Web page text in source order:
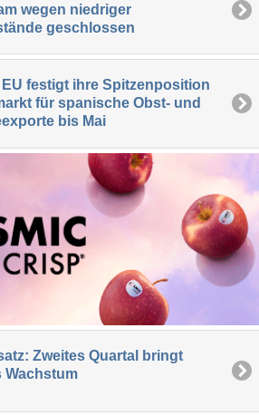
wegen niedriger
geschlossen
EU festigt ihre Spitzenposition
für spanische Obst- und
bis Mai
Zweites Quartal bringt
Wachstum